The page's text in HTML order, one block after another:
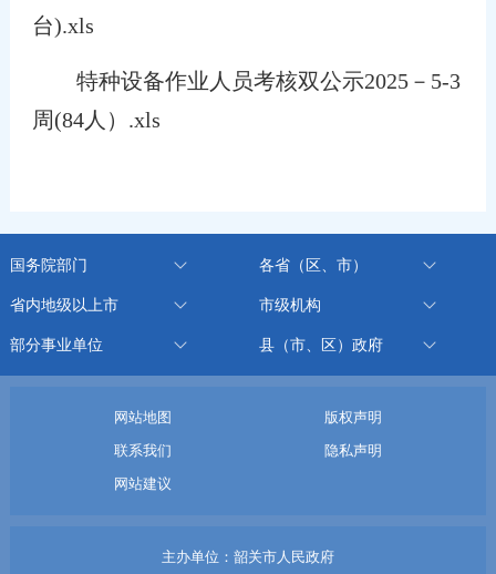
台).xls
特种设备作业人员考核双公示2025－5-3
周(84人）.xls
国务院部门 各省（区、市）
省内地级以上市 市级机构
部分事业单位 县（市、区）政府
网站地图
版权声明
联系我们
隐私声明
网站建议
主办单位：韶关市人民政府